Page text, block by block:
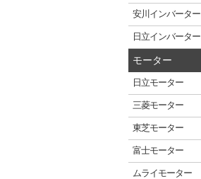
安川 インバーター
日立インバーター
モーター
日立モーター
三菱モーター
東芝モーター
富士モーター
ムライモーター